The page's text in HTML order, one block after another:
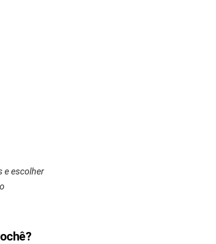
e escolher